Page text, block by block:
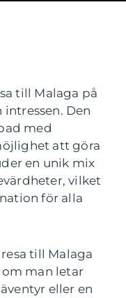
till Malaga på
Den
med
att göra
en unik mix
vilket
för alla
till Malaga
man letar
eller en